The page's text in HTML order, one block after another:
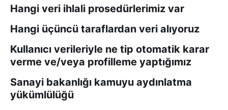
Hangi veri ihlali prosedürlerimiz var
Hangi üçüncü taraflardan veri alıyoruz
Kullanıcı verileriyle ne tip otomatik karar
verme ve/veya profilleme yaptığımız
Sanayi bakanlığı kamuyu aydınlatma
yükümlülüğü